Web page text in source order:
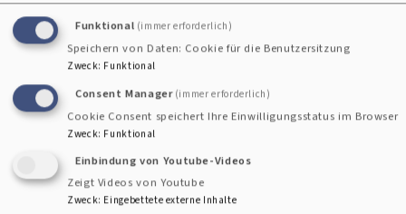
gen
So, 9.8. 10 Uhr
Gottesdienst
Christuskirche
Roding
Kirchengemeinde Sie
gehören, können Sie ganz
Funktional (immer erforderlich)
Speichern von Daten: Cookie für die Benutzersitzung
Zweck: Funktional
Consent Manager (immer erforderlich)
Cookie Consent speichert Ihre Einwilligungsstatus im Browser
Zweck: Funktional
Einbindung von Youtube-Videos
Zeigt Videos von Youtube
Zweck: Eingebettete externe Inhalte